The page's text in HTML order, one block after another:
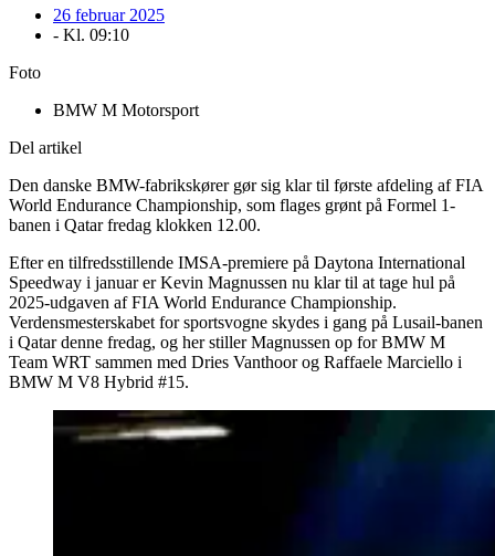
26 februar 2025
- Kl. 09:10
Foto
BMW M Motorsport
Del artikel
Den danske BMW-fabrikskører gør sig klar til første afdeling af FIA
World Endurance Championship, som flages grønt på Formel 1-
banen i Qatar fredag klokken 12.00.
Efter en tilfredsstillende IMSA-premiere på Daytona International
Speedway i januar er Kevin Magnussen nu klar til at tage hul på
2025-udgaven af FIA World Endurance Championship.
Verdensmesterskabet for sportsvogne skydes i gang på Lusail-banen
i Qatar denne fredag, og her stiller Magnussen op for BMW M
Team WRT sammen med Dries Vanthoor og Raffaele Marciello i
BMW M V8 Hybrid #15.